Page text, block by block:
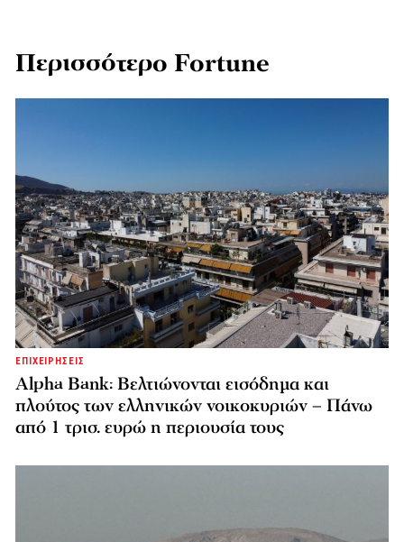
Περισσότερο Fortune
ΕΠΙΧΕΙΡΗΣΕΙΣ
Alpha Bank: Βελτιώνονται εισόδημα και
πλούτος των ελληνικών νοικοκυριών – Πάνω
από 1 τρισ. ευρώ η περιουσία τους